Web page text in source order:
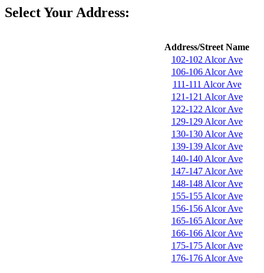
Select Your Address:
Address/Street Name
102-102 Alcor Ave
106-106 Alcor Ave
111-111 Alcor Ave
121-121 Alcor Ave
122-122 Alcor Ave
129-129 Alcor Ave
130-130 Alcor Ave
139-139 Alcor Ave
140-140 Alcor Ave
147-147 Alcor Ave
148-148 Alcor Ave
155-155 Alcor Ave
156-156 Alcor Ave
165-165 Alcor Ave
166-166 Alcor Ave
175-175 Alcor Ave
176-176 Alcor Ave